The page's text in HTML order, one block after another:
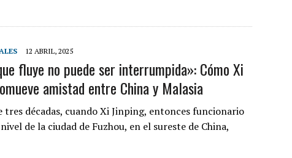
12 ABRIL, 2025
fluye no puede ser interrumpida»: Cómo Xi
amistad entre China y Malasia
tres décadas, cuando Xi Jinping, entonces funcionario
de la ciudad de Fuzhou, en el sureste de China,